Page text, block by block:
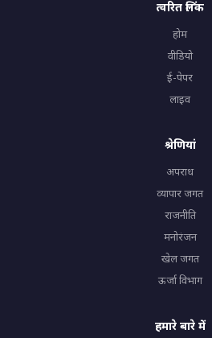
त्वरित लिंक
होम
वीडियो
ई-पेपर
लाइव
श्रेणियां
अपराध
व्यापार जगत
राजनीति
मनोरंजन
खेल जगत
ऊर्जा विभाग
हमारे बारे में